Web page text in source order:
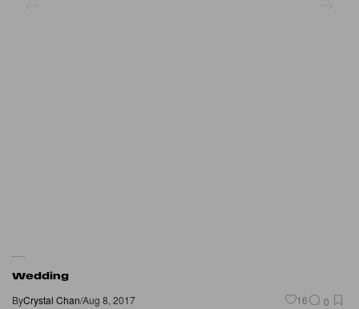
Wedding
ByCrystal Chan/Aug 8, 2017 16 0